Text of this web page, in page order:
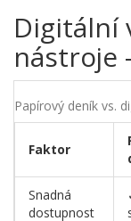
Digitální
nástroje
Papírový deník vs.
Faktor
Snadná
dostupnost